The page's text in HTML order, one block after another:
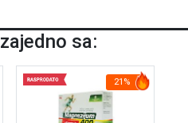
sa:
21%